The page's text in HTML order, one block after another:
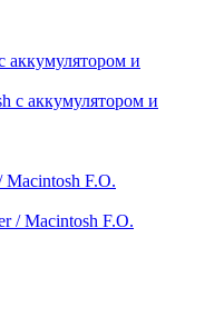
аккумулятором и
F.O.